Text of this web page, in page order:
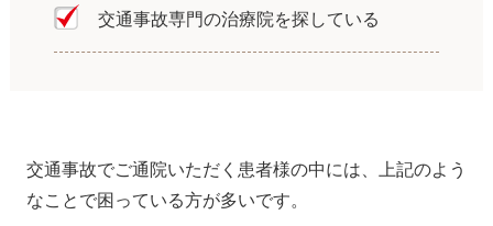
交通事故専門の治療院を探している
交通事故でご通院いただく患者様の中には、上記のよう
なことで困っている方が多いです。